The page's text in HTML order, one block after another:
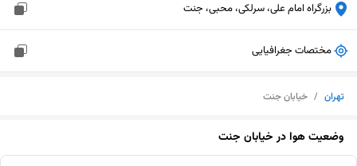
بزرگراه امام علی، سرلکی، محبی، جنت
مختصات جغرافیایی
تهران / خیابان جنت
وضعیت هوا درخیابان جنت